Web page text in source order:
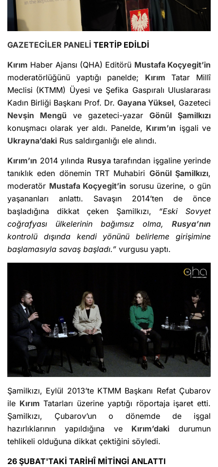
GAZETECİLER PANELİ TERTİP EDİLDİ
Kırım Haber Ajansı (QHA) Editörü Mustafa Koçyegit’in
moderatörlüğünü yaptığı panelde; Kırım Tatar Millî
Meclisi (KTMM) Üyesi ve Şefika Gaspıralı Uluslararası
Kadın Birliği Başkanı Prof. Dr. Gayana Yüksel, Gazeteci
Nevşin Mengü ve gazeteci-yazar Gönül Şamilkızı
konuşmacı olarak yer aldı. Panelde, Kırım’ın işgali ve
Ukrayna’daki Rus saldırganlığı ele alındı.
Kırım’ın 2014 yılında Rusyatarafından işgaline yerinde
tanıklık eden dönemin TRT Muhabiri Gönül Şamilkızı,
moderatör Mustafa Koçyegit’in sorusu üzerine, o gün
yaşananları anlattı. Savaşın 2014’ten de önce
başladığına dikkat çeken Şamilkızı, “Eski Sovyet
coğrafyası ülkelerinin bağımsız olma, Rusya’nın
kontrolü dışında kendi yönünü belirleme girişimine
başlamasıyla savaş başladı.” vurgusu yaptı.
Şamilkızı, Eylül 2013’te KTMM Başkanı Refat Çubarov
ile Kırım Tatarları üzerine yaptığı röportaja işaret etti.
Şamilkızı, Çubarov’un o dönemde de işgal
hazırlıklarının yapıldığına ve Kırım’daki durumun
tehlikeli olduğuna dikkat çektiğini söyledi.
26 ŞUBAT'TAKİ TARİHÎ MİTİNGİ ANLATTI